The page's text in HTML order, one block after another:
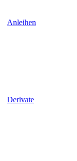
Anleihen
Derivate